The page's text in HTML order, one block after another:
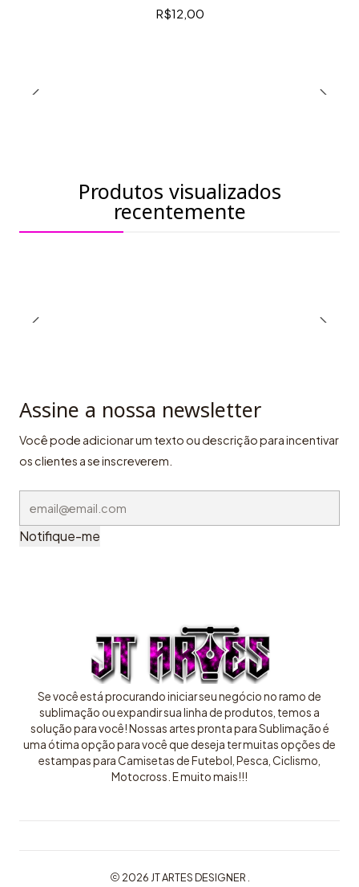
R$12,00
Produtos visualizados
recentemente
Assine a nossa newsletter
Você pode adicionar um texto ou descrição para incentivar
os clientes a se inscreverem.
Notifique-me
Se você está procurando iniciar seu negócio no ramo de
sublimação ou expandir sua linha de produtos, temos a
solução para você! Nossas artes pronta para Sublimação é
uma ótima opção para você que deseja ter muitas opções de
estampas para Camisetas de Futebol, Pesca, Ciclismo,
Motocross. E muito mais!!!
2026 JT ARTES DESIGNER .